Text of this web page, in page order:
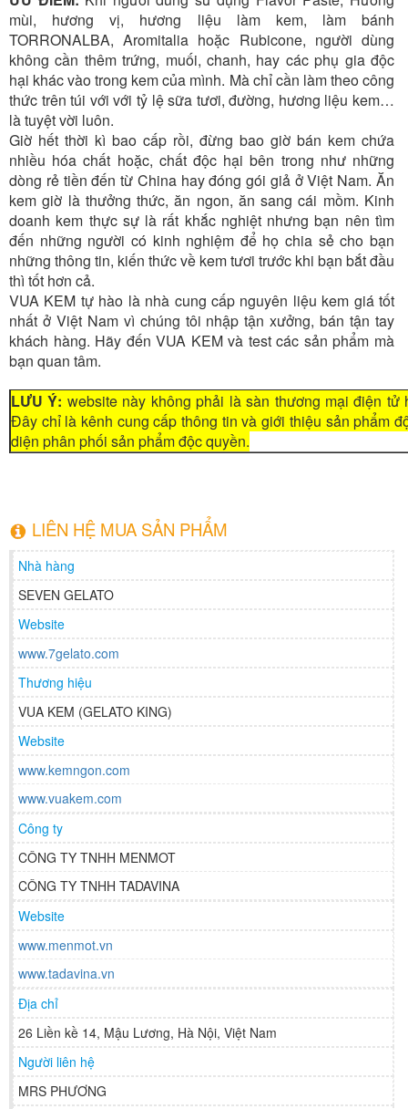
mùi, hương vị, hương liệu làm kem, làm bánh
TORRONALBA, Aromitalia hoặc Rubicone, người dùng
không cần thêm trứng, muối, chanh, hay các phụ gia độc
hại khác vào trong kem của mình. Mà chỉ cần làm theo công
thức trên túi với với tỷ lệ sữa tươi, đường, hương liệu kem…
là tuyệt vời luôn.
Giờ hết thời kì bao cấp rồi, đừng bao giờ bán kem chứa
nhiều hóa chất hoặc, chất độc hại bên trong như những
dòng rẻ tiền đến từ China hay đóng gói giả ở Việt Nam. Ăn
kem giờ là thưởng thức, ăn ngon, ăn sang cái mồm. Kinh
doanh kem thực sự là rất khắc nghiệt nhưng bạn nên tìm
đến những người có kinh nghiệm để họ chia sẻ cho bạn
những thông tin, kiến thức về kem tươi trước khi bạn bắt đầu
thì tốt hơn cả.
VUA KEM tự hào là nhà cung cấp nguyên liệu kem giá tốt
nhất ở Việt Nam vì chúng tôi nhập tận xưởng, bán tận tay
khách hàng. Hãy đến VUA KEM và test các sản phẩm mà
bạn quan tâm.
LƯU Ý: website này không phải là sàn thương mại điện tử
Đây chỉ là kênh cung cấp thông tin và giới thiệu sản phẩm
diện phân phối sản phẩm độc quyền.
LIÊN HỆ MUA SẢN PHẨM
Nhà hàng
SEVEN GELATO
Website
www.7gelato.com
Thương hiệu
VUA KEM (GELATO KING)
Website
www.kemngon.com
www.vuakem.com
Công ty
CÔNG TY TNHH MENMOT
CÔNG TY TNHH TADAVINA
Website
www.menmot.vn
www.tadavina.vn
Địa chỉ
26 Liền kề 14, Mậu Lương, Hà Nội, Việt Nam
Người liên hệ
MRS PHƯƠNG